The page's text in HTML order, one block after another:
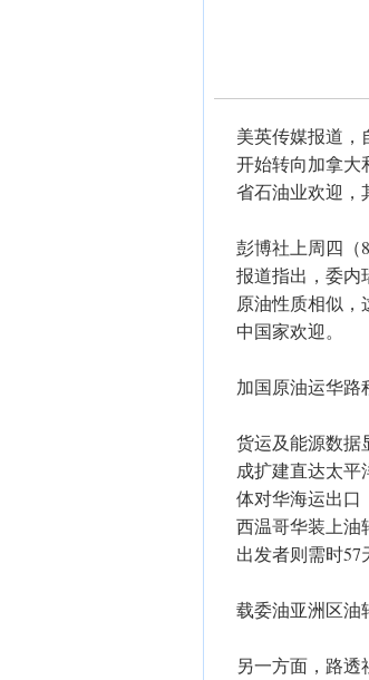
美英传媒报道，
开始转向加拿大
省石油业欢迎，
彭博社上周四（
报道指出，委内
原油性质相似
中国家欢迎。
加国原油运华路
货运及能源数据
成扩建直达太
体对华海运出口
西温哥华装上油
出发者则需时57
载委油亚洲区油
另一方面，路